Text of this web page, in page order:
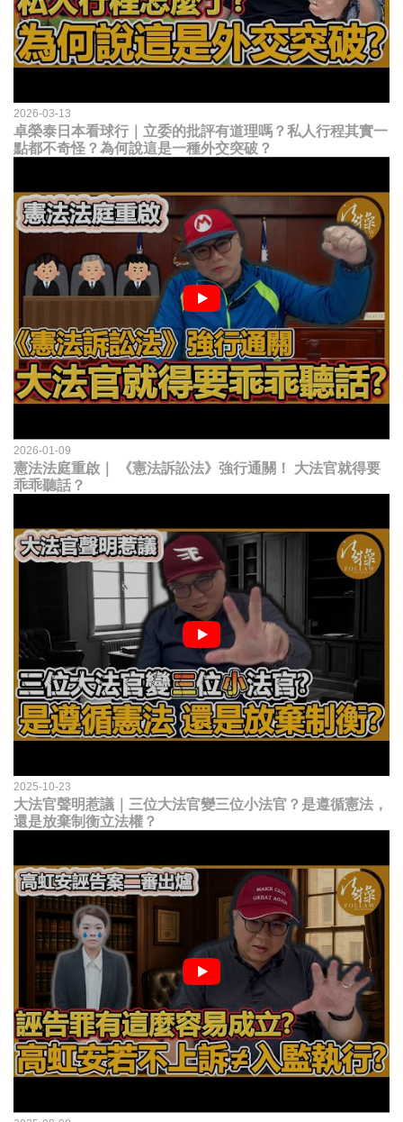
2026-03-13
卓榮泰日本看球行｜立委的批評有道理嗎？私人行程其實一
點都不奇怪？為何說這是一種外交突破？
2026-01-09
憲法法庭重啟｜ 《憲法訴訟法》強行通關！ 大法官就得要
乖乖聽話？
2025-10-23
大法官聲明惹議｜三位大法官變三位小法官？是遵循憲法，
還是放棄制衡立法權？